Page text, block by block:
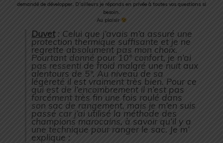
demandé de développer. D’ailleurs je réponds en privée à toutes vos questions si
besoin.
Au plaisir
Duvet : Celui que j’avais m’a assuré une
protection thermique suffisante et je ne
regrette absolument pas mon choix.
Pourtant donné pour 10° confort, je n’ai
pas ressenti de froid malgré une nuit aux
alentours de 5°. Au niveau de sa
légèreté il est vraiment très bien. Pour ce
qui est de l’encombrement il n’est pas
forcément très fin une fois roulé dans
son sac de rangement, mais je m’en suis
passé car j’ai utilisé la méthode des
champions marocains, à savoir qu’il y a
une technique pour ranger le sac. Je m’
explique :